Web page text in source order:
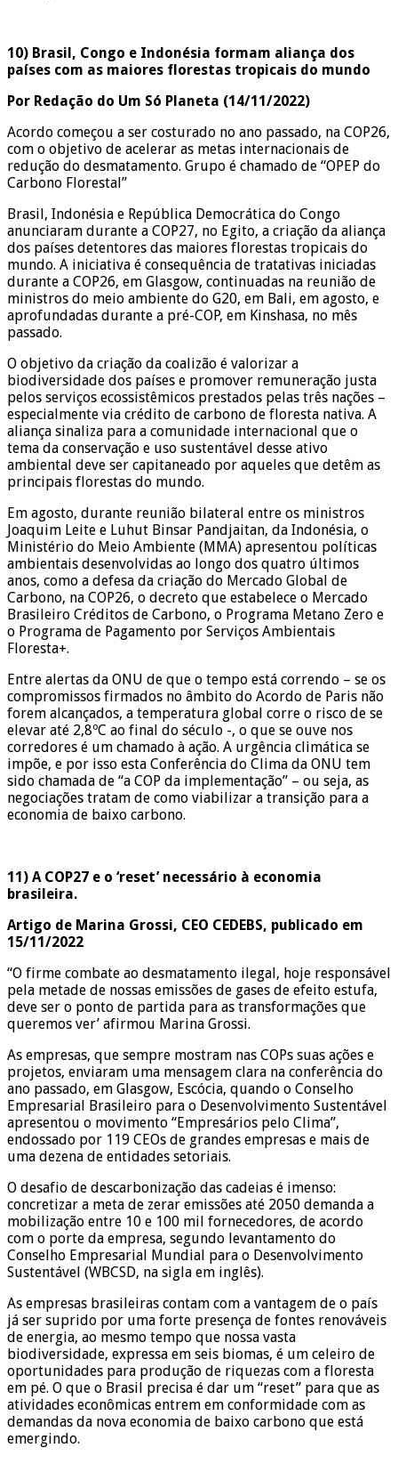
10) Brasil, Congo e Indonésia formam aliança dos
países com as maiores florestas tropicais do mundo
Por Redação do Um Só Planeta (14/11/2022)
Acordo começou a ser costurado no ano passado, na COP26,
com o objetivo de acelerar as metas internacionais de
redução do desmatamento. Grupo é chamado de “OPEP do
Carbono Florestal”
Brasil, Indonésia e República Democrática do Congo
anunciaram durante a COP27, no Egito, a criação da aliança
dos países detentores das maiores florestas tropicais do
mundo. A iniciativa é consequência de tratativas iniciadas
durante a COP26, em Glasgow, continuadas na reunião de
ministros do meio ambiente do G20, em Bali, em agosto, e
aprofundadas durante a pré-COP, em Kinshasa, no mês
passado.
O objetivo da criação da coalizão é valorizar a
biodiversidade dos países e promover remuneração justa
pelos serviços ecossistêmicos prestados pelas três nações –
especialmente via crédito de carbono de floresta nativa. A
aliança sinaliza para a comunidade internacional que o
tema da conservação e uso sustentável desse ativo
ambiental deve ser capitaneado por aqueles que detêm as
principais florestas do mundo.
Em agosto, durante reunião bilateral entre os ministros
Joaquim Leite e Luhut Binsar Pandjaitan, da Indonésia, o
Ministério do Meio Ambiente (MMA) apresentou políticas
ambientais desenvolvidas ao longo dos quatro últimos
anos, como a defesa da criação do Mercado Global de
Carbono, na COP26, o decreto que estabelece o Mercado
Brasileiro Créditos de Carbono, o Programa Metano Zero e
o Programa de Pagamento por Serviços Ambientais
Floresta+.
Entre alertas da ONU de que o tempo está correndo – se os
compromissos firmados no âmbito do Acordo de Paris não
forem alcançados, a temperatura global corre o risco de se
elevar até 2,8ºC ao final do século -, o que se ouve nos
corredores é um chamado à ação. A urgência climática se
impõe, e por isso esta Conferência do Clima da ONU tem
sido chamada de “a COP da implementação” – ou seja, as
negociações tratam de como viabilizar a transição para a
economia de baixo carbono.
11) A COP27 e o ‘reset’ necessário à economia
brasileira.
Artigo de Marina Grossi, CEO CEDEBS, publicado em
15/11/2022
“O firme combate ao desmatamento ilegal, hoje responsável
pela metade de nossas emissões de gases de efeito estufa,
deve ser o ponto de partida para as transformações que
queremos ver’ afirmou Marina Grossi.
As empresas, que sempre mostram nas COPs suas ações e
projetos, enviaram uma mensagem clara na conferência do
ano passado, em Glasgow, Escócia, quando o Conselho
Empresarial Brasileiro para o Desenvolvimento Sustentável
apresentou o movimento “Empresários pelo Clima”,
endossado por 119 CEOs de grandes empresas e mais de
uma dezena de entidades setoriais.
O desafio de descarbonização das cadeias é imenso:
concretizar a meta de zerar emissões até 2050 demanda a
mobilização entre 10 e 100 mil fornecedores, de acordo
com o porte da empresa, segundo levantamento do
Conselho Empresarial Mundial para o Desenvolvimento
Sustentável (WBCSD, na sigla em inglês).
As empresas brasileiras contam com a vantagem de o país
já ser suprido por uma forte presença de fontes renováveis
de energia, ao mesmo tempo que nossa vasta
biodiversidade, expressa em seis biomas, é um celeiro de
oportunidades para produção de riquezas com a floresta
em pé. O que o Brasil precisa é dar um “reset” para que as
atividades econômicas entrem em conformidade com as
demandas da nova economia de baixo carbono que está
emergindo.